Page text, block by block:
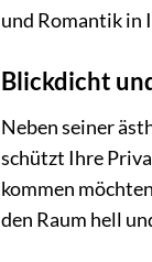
und Romantik in
Blickdicht
Neben seiner
schützt Ihre
kommen
den Raum hell